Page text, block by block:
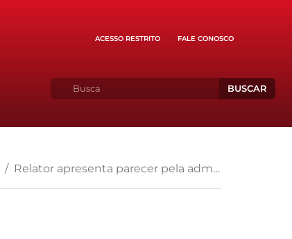
ACESSO RESTRITO FALE CONOSCO
BUSCAR
Relator apresenta parecer pela admissibilidade da PEC que trata da competência do Congresso Nacional para sustar os atos normativos do Poder Público que exorbitem do poder regulamentar ou dos limites de delegação legislativa